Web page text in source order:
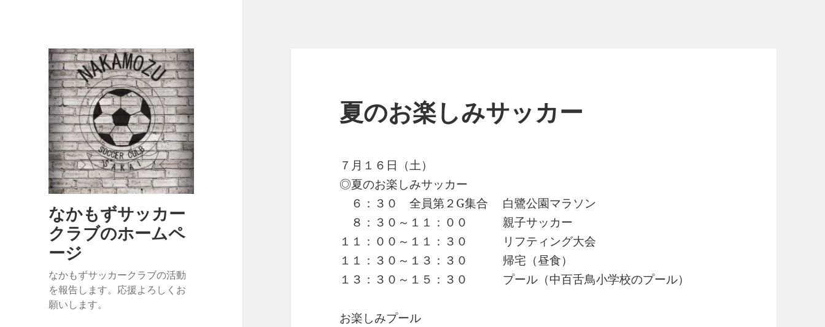
なかもずサッカー
クラブのホームペ
ージ
なかもずサッカークラブの活動
を報告します。応援よろしくお
願いします。
夏のお楽しみサッカー
７月１６日（土）
◎夏のお楽しみサッカー
６：３０ 全員第２G集合 白鷺公園マラソン
８：３０～１１：００ 親子サッカー
１１：００～１１：３０ リフティング大会
１１：３０～１３：３０ 帰宅（昼食）
１３：３０～１５：３０ プール（中百舌鳥小学校のプール）
お楽しみプール